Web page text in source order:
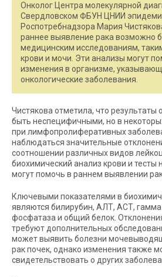
Онколог Центра молекулярной
Свердловском ФБУН ЦНИИ
Роспотребнадзора Мария
раннее выявление рака возможно
медицинским исследованиям,
крови и мочи. Эти анализы могут
изменения в организме,
онкологические заболевания.
Чистякова отметила, что результаты
быть неспецифичными, но в
при лимфопролиферативных
наблюдаться значительные
соотношении различных видов
биохимический анализ крови и тесты
могут помочь в раннем выявлении
Ключевыми показателями в
являются билирубин, АЛТ, АСТ,
фосфатаза и общий белок.
требуют дополнительных
может выявить болезни
рак почек, однако изменения также
свидетельствовать о других